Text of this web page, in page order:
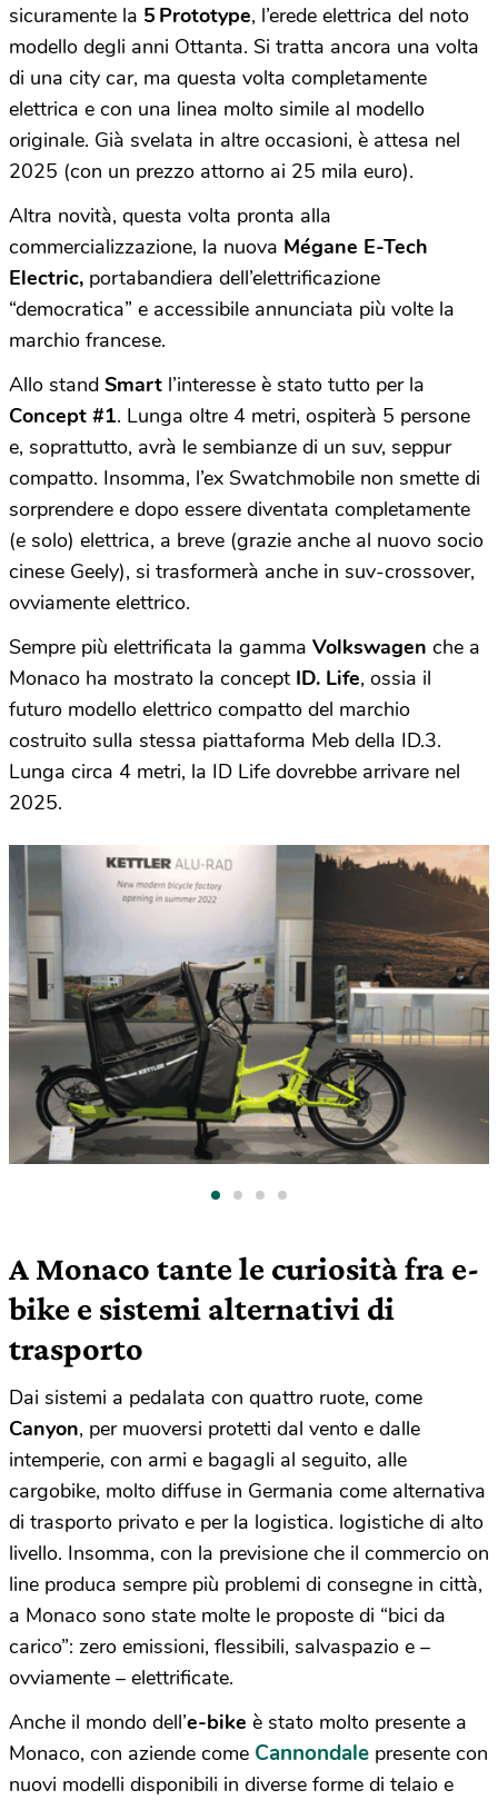
sicuramente la 5 Prototype, l’erede elettrica del noto
modello degli anni Ottanta. Si tratta ancora una volta
di una city car, ma questa volta completamente
elettrica e con una linea molto simile al modello
originale. Già svelata in altre occasioni, è attesa nel
2025 (con un prezzo attorno ai 25 mila euro).
Altra novità, questa volta pronta alla
commercializzazione, la nuova Mégane E-Tech
Electric, portabandiera dell’elettrificazione
“democratica” e accessibile annunciata più volte la
marchio francese.
Allo stand Smart l’interesse è stato tutto per la
Concept #1. Lunga oltre 4 metri, ospiterà 5 persone
e, soprattutto, avrà le sembianze di un suv, seppur
compatto. Insomma, l’ex Swatchmobile non smette di
sorprendere e dopo essere diventata completamente
(e solo) elettrica, a breve (grazie anche al nuovo socio
cinese Geely), si trasformerà anche in suv-crossover,
ovviamente elettrico.
Sempre più elettrificata la gamma Volkswagen che a
Monaco ha mostrato la concept ID. Life, ossia il
futuro modello elettrico compatto del marchio
costruito sulla stessa piattaforma Meb della ID.3.
Lunga circa 4 metri, la ID Life dovrebbe arrivare nel
2025.
A Monaco tante le curiosità fra e-
bike e sistemi alternativi di
trasporto
Dai sistemi a pedalata con quattro ruote, come
Canyon, per muoversi protetti dal vento e dalle
intemperie, con armi e bagagli al seguito, alle
cargobike, molto diffuse in Germania come alternativa
di trasporto privato e per la logistica. logistiche di alto
livello. Insomma, con la previsione che il commercio on
line produca sempre più problemi di consegne in città,
a Monaco sono state molte le proposte di “bici da
carico”: zero emissioni, flessibili, salvaspazio e –
ovviamente – elettrificate.
Anche il mondo dell’e-bike è stato molto presente a
Monaco, con aziende come Cannondale presente con
nuovi modelli disponibili in diverse forme di telaio e